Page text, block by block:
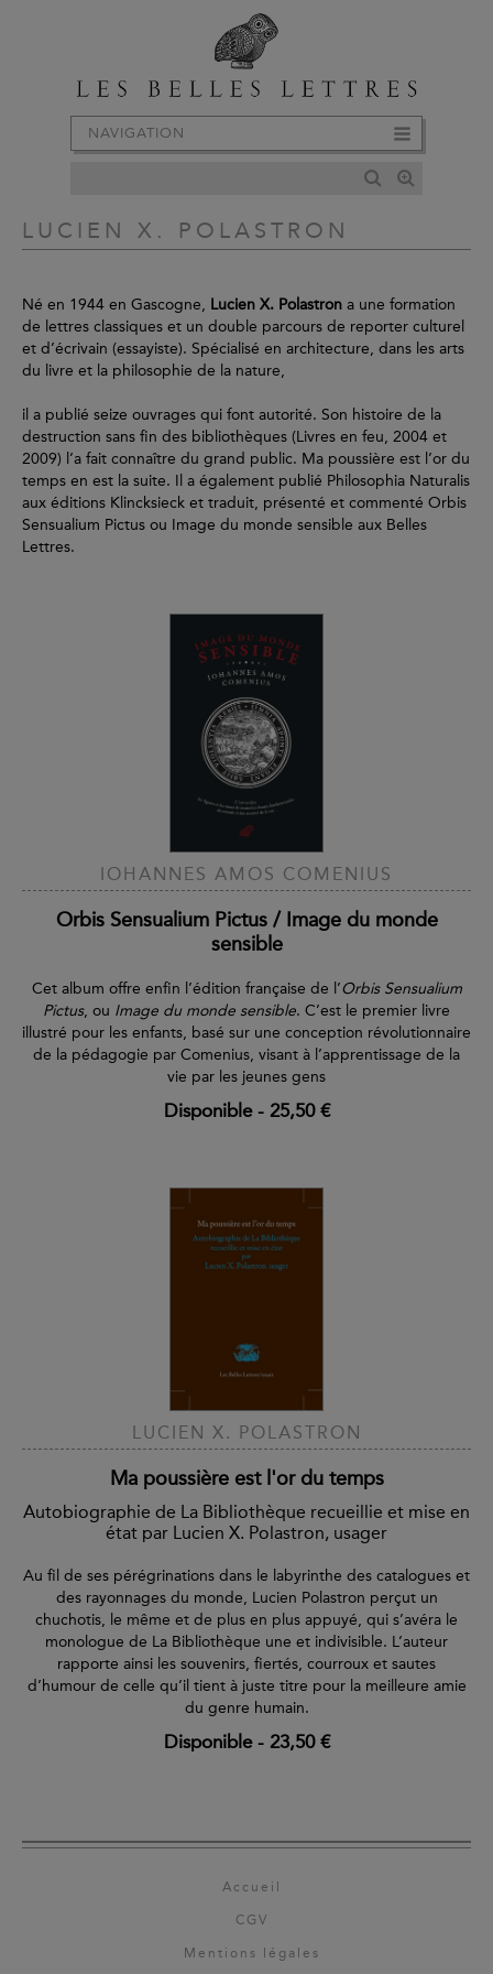
NAVIGATION
LUCIEN X. POLASTRON
Né en 1944 en Gascogne, Lucien X. Polastron a une formation
de lettres classiques et un double parcours de reporter culturel
et d’écrivain (essayiste). Spécialisé en architecture, dans les arts
du livre et la philosophie de la nature,
il a publié seize ouvrages qui font autorité. Son histoire de la
destruction sans fin des bibliothèques (Livres en feu, 2004 et
2009) l’a fait connaître du grand public. Ma poussière est l’or du
temps en est la suite. Il a également publié Philosophia Naturalis
aux éditions Klincksieck et traduit, présenté et commenté Orbis
Sensualium Pictus ou Image du monde sensible aux Belles
Lettres.
IOHANNES AMOS COMENIUS
Orbis Sensualium Pictus / Image du monde
sensible
Cet album offre enfin l’édition française de l’Orbis Sensualium
Pictus, ou Image du monde sensible. C’est le premier livre
illustré pour les enfants, basé sur une conception révolutionnaire
de la pédagogie par Comenius, visant à l’apprentissage de la
vie par les jeunes gens
Disponible- 25,50 €
LUCIEN X. POLASTRON
Ma poussière est l'or du temps
Autobiographie de La Bibliothèque recueillie et mise en
état par Lucien X. Polastron, usager
Au fil de ses pérégrinations dans le labyrinthe des catalogues et
des rayonnages du monde, Lucien Polastron perçut un
chuchotis, le même et de plus en plus appuyé, qui s’avéra le
monologue de La Bibliothèque une et indivisible. L’auteur
rapporte ainsi les souvenirs, fiertés, courroux et sautes
d’humour de celle qu’il tient à juste titre pour la meilleure amie
du genre humain.
Disponible- 23,50 €
Accueil
CGV
Mentions légales